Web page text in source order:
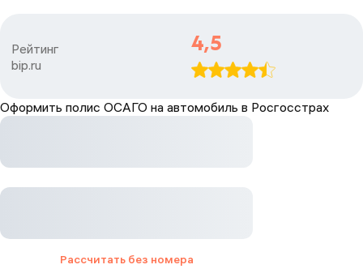
Рейтинг
bip.ru
4,5
Оформить полис ОСАГО на автомобиль в Росгосстрах
Рассчитать без номера